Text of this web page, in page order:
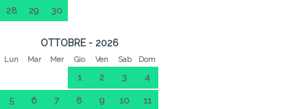
28 29 30
OTTOBRE - 2026
Lun Mar Mer Gio Ven Sab Dom
1 2 3 4
5 6 7 8 9 10 11